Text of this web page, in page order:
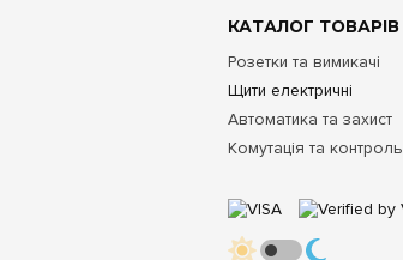
КАТАЛОГ ТОВАРІВ
Розетки та вимикачі
Щити електричні
Автоматика та захист
Комутація та контроль